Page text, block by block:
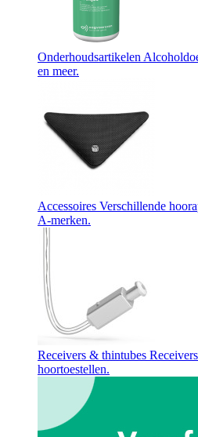
Onderhoudsartikelen
en meer.
Accessoires Verschillende
A-merken.
Receivers & thintubes
hoortoestellen.